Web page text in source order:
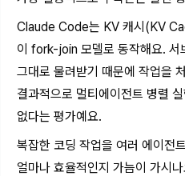
Claude Code는 KV 캐시(KV
이 fork-join 모델로 동작해요. 서
그대로 물려받기 때문에 작업을
결과적으로 멀티에이전트 병렬
없다는 평가예요.
복잡한 코딩 작업을 여러 에이전
얼마나 효율적인지 가늠이 가시